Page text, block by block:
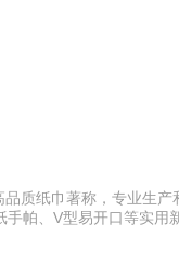
质纸巾著称，专业生
帕、V型易开口等实